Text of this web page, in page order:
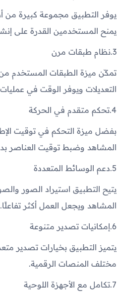
يوفر التطبيق مجموعة كبيرة من
يمنح المستخدمين القدرة على
3. نظام طبقات مرن
تمكّن ميزة الطبقات المستخدم
التعديلات ويوفر الوقت في عمليات
4. تحكم متقدم في الحركة
بفضل ميزة التحكم في توقيت
المشاهد وضبط توقيت العناصر
5. دعم الوسائط المتعددة
يتيح التطبيق استيراد الصور
المشاهد ويجعل العمل أكثر تفاعلًا.
6. إمكانيات تصدير متنوعة
يتميز التطبيق بخيارات تصدير
مختلف المنصات الرقمية.
7. تكامل مع الأجهزة اللوحية